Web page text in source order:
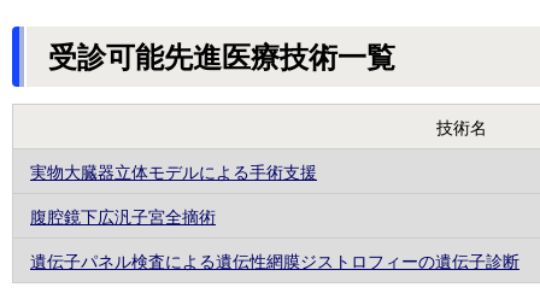
受診可能先進医療技術一覧
技術名
実物大臓器立体モデルによる手術支援
腹腔鏡下広汎子宮全摘術
遺伝子パネル検査による遺伝性網膜ジストロフィーの遺伝子診断